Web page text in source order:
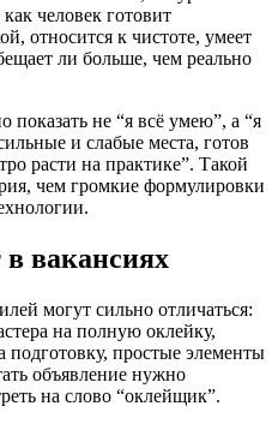
человек готовит
относится к чистоте, умеет
ли больше, чем реально
не “я всё умею”, а “я
и слабые места, готов
расти на практике”. Такой
чем громкие формулировки
вакансиях
могут сильно отличаться:
на полную оклейку,
подготовку, простые элементы
объявление нужно
на слово “оклейщик”.